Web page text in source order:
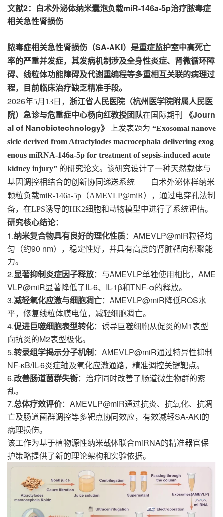
文献2：白术外泌体纳米囊泡负载miR-146a-5p治疗脓毒症
相关急性肾损伤
脓毒症相关急性肾损伤（SA-AKI）是重症监护室中高死亡
率的严重并发症，其发病机制涉及全身性炎症、肾微循环障
碍、线粒体功能障碍及代谢重编程等多重相互关联的病理过
程，目前临床治疗缺乏精准手段。
2026年5月 13 日， 浙江省人民医院（杭州医学院附属人民医
院）急诊与危重症中心杨向红教授团队在国际期刊 《Journ
al of Nanobiotechnology》 上发表题为 “Exosomal nanove
sicle derived from Atractylodes macrocephala delivering exog
enous miRNA-146a-5p for treatment of sepsis-induced acute
kidney injury” 的研究论文。该研究设计了一种天然载体与
基因调控相结合的创新协同递送系统——白术外泌体样纳米
颗粒负载miR-146a-5p （AMEVLP@miR），通过电穿孔法制
备，在LPS诱导的HK2细胞和动物模型中进行了系统评估。
研究核心结论：
1.纳米复合物具有良好的理化性质： AMEVLP@miR粒径均
匀（约90 nm），稳定性好，并具有高度的肾脏靶向积聚能
力。
2.显著抑制炎症因子释放：与AMEVLP单独使用相比，AME
VLP@miR显著降低了IL-6、IL-1β和TNF-α的释放。
3.减轻氧化应激与细胞凋亡： AMEVLP@miR降低ROS水
平，修复线粒体膜电位，减轻细胞凋亡。
4.促进巨噬细胞表型转化：诱导巨噬细胞从促炎的M1表型
向抗炎的M2表型极化。
5.转录组学揭示分子机制 ： AMEVLP@miR通过特异性抑制
NF-κB/IL-6炎症轴及氧化应激通路，精准调控关键靶点。
6.改善肠道菌群失衡：治疗同时改善了肠道微生物群的紊
乱。
7.总体疗效评价： AMEVLP@miR通过抗炎、抗氧化、抗凋
亡及肠道菌群调控等多靶点协同效应，有效减轻SA-AKI的
病理损伤。
该工作为基于植物源性纳米载体联合miRNA的精准器官保
护策略提供了新的理论架构和实验依据。